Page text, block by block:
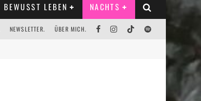
BEWUSST LEBEN NACHTS
NEWSLETTER. ÜBER MICH.